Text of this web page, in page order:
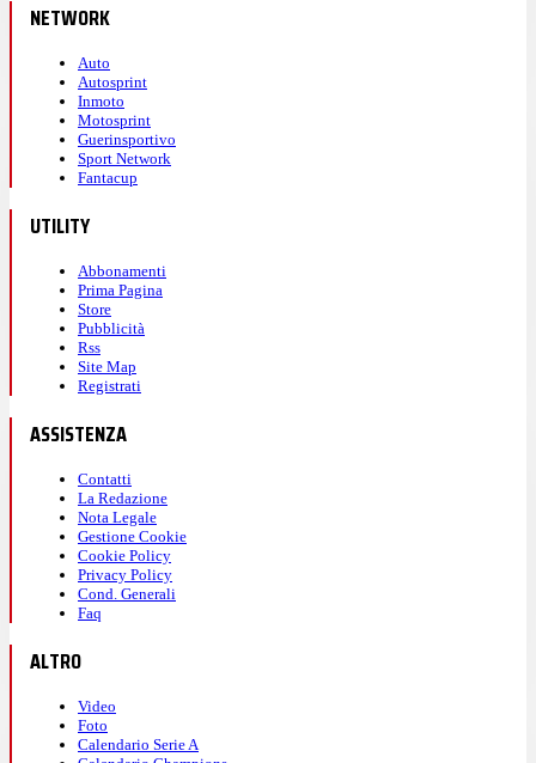
NETWORK
Auto
Autosprint
Inmoto
Motosprint
Guerinsportivo
Sport Network
Fantacup
UTILITY
Abbonamenti
Prima Pagina
Store
Pubblicità
Rss
Site Map
Registrati
ASSISTENZA
Contatti
La Redazione
Nota Legale
Gestione Cookie
Cookie Policy
Privacy Policy
Cond. Generali
Faq
ALTRO
Video
Foto
Calendario Serie A